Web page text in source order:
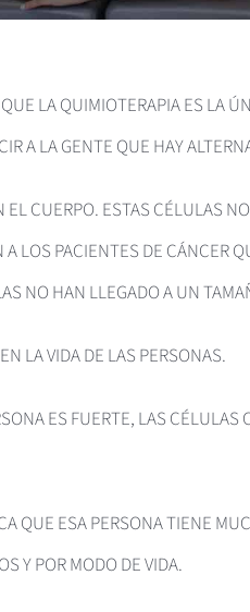
LA QUIMIOTERAPIA ES LA
A LA GENTE QUE HAY
CUERPO. ESTAS CÉLULAS
LOS PACIENTES DE CÁNCER
NO HAN LLEGADO A UN
LA VIDA DE LAS PERSONAS.
ES FUERTE, LAS
QUE ESA PERSONA TIENE
Y POR MODO DE VIDA.